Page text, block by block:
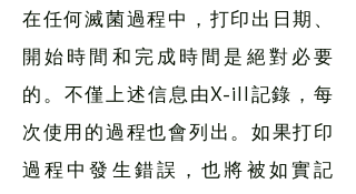
在任何滅菌過程中，打印出日期、
開始時間和完成時間是絕對必要
的。不僅上述信息由X-ill記錄，每
次使用的過程也會列出。如果打印
過程中發生錯誤，也將被如實記